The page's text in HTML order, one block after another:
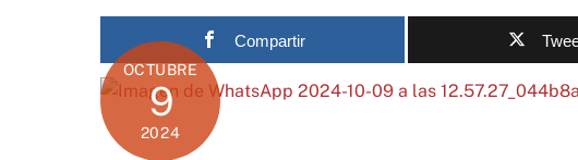
Compartir
OCTUBRE
9
2024